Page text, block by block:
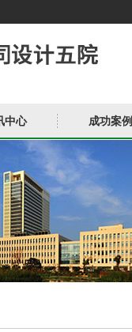
中心 成功案例